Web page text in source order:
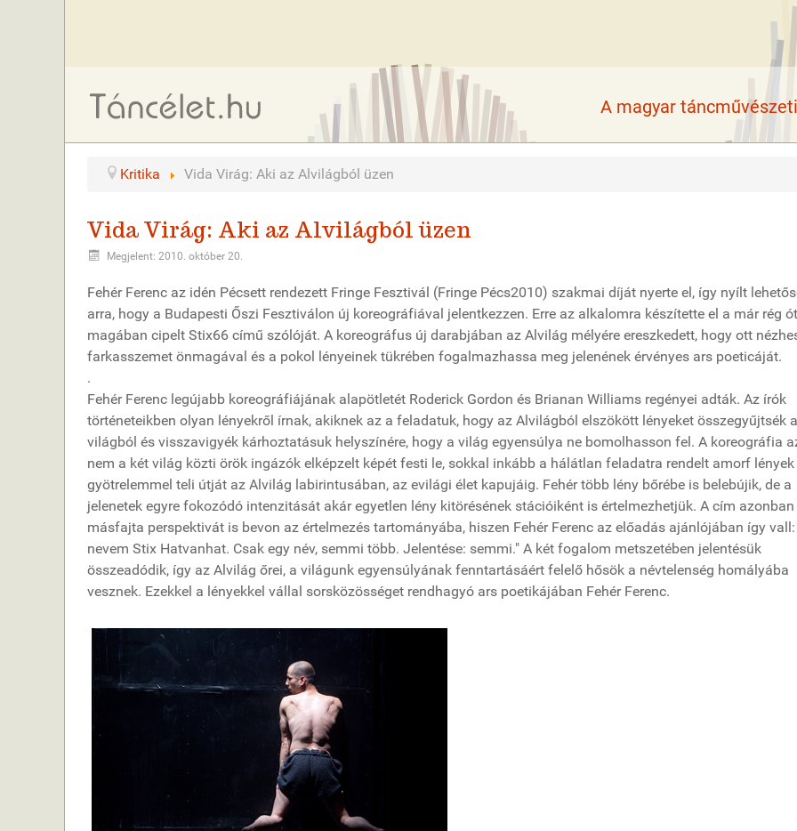
A magyar
Kritika Vida Virág: Aki az Alvilágból üzen
Vida Virág: Aki az Alvilágból üzen
Megjelent: 2010. október 20.
Fehér Ferenc az idén Pécsett rendezett Fringe Fesztivál (Fringe Pécs2010) szakmai díját nyerte el, így nyílt
arra, hogy a Budapesti Őszi Fesztiválon új koreográfiával jelentkezzen. Erre az alkalomra készítette el a már rég
magában cipelt Stix66 című szólóját. A koreográfus új darabjában az Alvilág mélyére ereszkedett, hogy ott
farkasszemet önmagával és a pokol lényeinek tükrében fogalmazhassa meg jelenének érvényes ars poeticáját.
.
Fehér Ferenc legújabb koreográfiájának alapötletét Roderick Gordon és Brianan Williams regényei adták. Az írók
történeteikben olyan lényekről írnak, akiknek az a feladatuk, hogy az Alvilágból elszökött lényeket összegyűjtsék
világból és visszavigyék kárhoztatásuk helyszínére, hogy a világ egyensúlya ne bomolhasson fel. A koreográfia
nem a két világ közti örök ingázók elképzelt képét festi le, sokkal inkább a hálátlan feladatra rendelt amorf lények
gyötrelemmel teli útját az Alvilág labirintusában, az evilági élet kapujáig. Fehér több lény bőrébe is belebújik, de a
jelenetek egyre fokozódó intenzitását akár egyetlen lény kitörésének stációiként is értelmezhetjük. A cím azonban
másfajta perspektivát is bevon az értelmezés tartományába, hiszen Fehér Ferenc az előadás ajánlójában így vall:
nevem Stix Hatvanhat. Csak egy név, semmi több. Jelentése: semmi." A két fogalom metszetében jelentésük
összeadódik, így az Alvilág őrei, a világunk egyensúlyának fenntartásáért felelő hősök a névtelenség homályába
vesznek. Ezekkel a lényekkel vállal sorsközösséget rendhagyó ars poetikájában Fehér Ferenc.